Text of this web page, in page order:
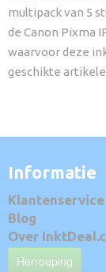
multipack van 5
de Canon Pixma
waarvoor deze
geschikte
Informatie
Klantenservice
Blog
Over
Herroeping